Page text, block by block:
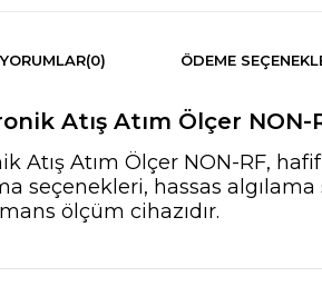
YORUMLAR(0) ÖDEME
Atış Atım Ölçer NON-
Atış Atım Ölçer NON-RF,
seçenekleri, hassas
ölçüm cihazıdır.